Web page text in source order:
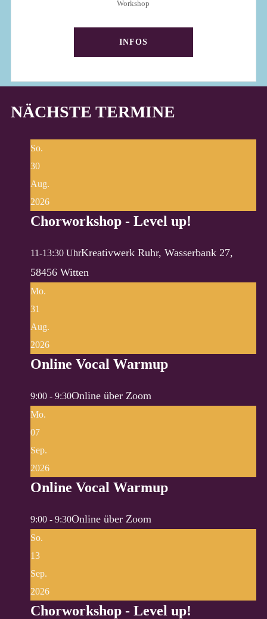
Workshop
INFOS
NÄCHSTE TERMINE
So.
30
Aug.
2026
Chorworkshop - Level up!
11-13:30 UhrKreativwerk Ruhr, Wasserbank 27,
58456 Witten
Mo.
31
Aug.
2026
Online Vocal Warmup
9:00 - 9:30Online über Zoom
Mo.
07
Sep.
2026
Online Vocal Warmup
9:00 - 9:30Online über Zoom
So.
13
Sep.
2026
Chorworkshop - Level up!